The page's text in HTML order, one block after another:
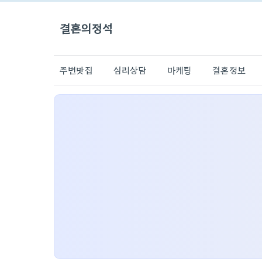
결혼의정석
주변맛집 심리상담 마케팅 결혼정보